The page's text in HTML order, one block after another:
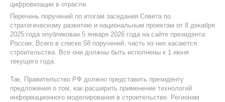
цифровизации в отрасли.
Перечень поручений по итогам заседания Совета по
стратегическому развитию и национальным проектам от 8 декабря
2025 года опубликован 5 января 2026 года на сайте президента
России. Всего в списке 58 поручений, часть из них касаются
строительства. Все они должны быть исполнены к 1 июня
текущего года.
Так, Правительство РФ должно представить президенту
предложения о том, как расширить применение технологий
информационного моделирования в строительстве. Регионам